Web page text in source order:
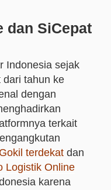
dan SiCepat
Indonesia sejak
dari tahun ke
dengan
terkait
terdekat dan
Logistik Online
karena